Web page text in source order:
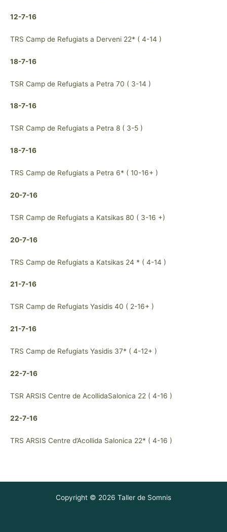
12-7-16
TRS Camp de Refugiats a Derveni 22* ( 4-14 )
18-7-16
TSR Camp de Refugiats a Petra 70 ( 3-14 )
18-7-16
TSR Camp de Refugiats a Petra 8 ( 3-5 )
18-7-16
TRS Camp de Refugiats a Petra 6* ( 10-16+ )
20-7-16
TSR Camp de Refugiats a Katsikas 80 ( 3-16 +)
20-7-16
TRS Camp de Refugiats a Katsikas 24 * ( 4-14 )
21-7-16
TSR Camp de Refugiats Yasidis 40 ( 2-16+ )
21-7-16
TRS Camp de Refugiats Yasidis 37* ( 4-12+ )
22-7-16
TSR ARSIS Centre de AcollidaSalonica 22 ( 4-16 )
22-7-16
TRS ARSIS Centre d’Acollida Salonica 22* ( 4-16 )
Copyright © 2026 Taller de Somnis